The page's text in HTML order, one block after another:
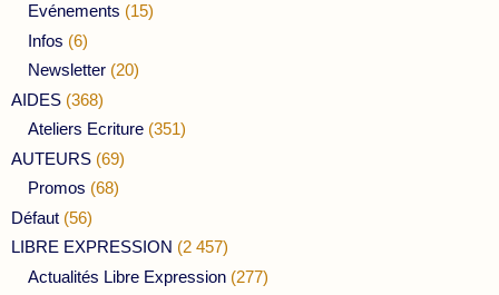
Evénements (15)
Infos (6)
Newsletter (20)
AIDES (368)
Ateliers Ecriture (351)
AUTEURS (69)
Promos (68)
Défaut (56)
LIBRE EXPRESSION (2 457)
Actualités Libre Expression (277)